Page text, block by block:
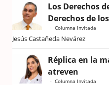
Los Derechos
Derechos de
Columna Invitada
Jesús Castañeda Nevárez
Réplica en la
atreven
Columna Invitada